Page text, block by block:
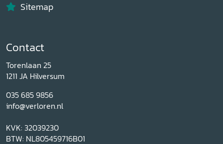
Sitemap
Contact
Torenlaan 25
1211 JA Hilversum
035 685 9856
info@verloren.nl
KVK: 32039230
BTW: NL805459716B01